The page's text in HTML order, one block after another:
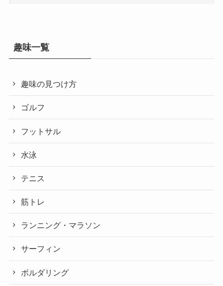
趣味一覧
趣味の見つけ方
ゴルフ
フットサル
水泳
テニス
筋トレ
ランニング・マラソン
サーフィン
ボルダリング